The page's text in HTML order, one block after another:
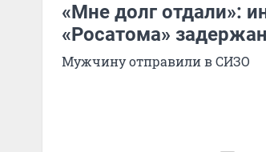
«Мне долг отдали»:
«Росатома»
Мужчину отправили в СИЗО